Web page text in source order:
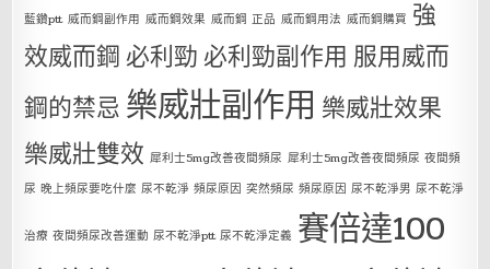
藍鑽ptt 威而鋼副作用 威而鋼效果 威而鋼 正品 威而鋼用法 威而鋼購買 強
效威而鋼 必利勁 必利勁副作用 服用威而
鋼的禁忌 樂威壯副作用 樂威壯效果
樂威壯雙效 犀利士5mg改善夜間頻尿 犀利士5mg改善夜間頻尿 夜間頻
尿 晚上頻尿要吃什麼 尿不乾淨 頻尿原因 突然頻尿 頻尿原因 尿不乾淨男 尿不乾淨
治療 夜間頻尿改善運動 尿不乾淨ptt 尿不乾淨定義 賽倍達100